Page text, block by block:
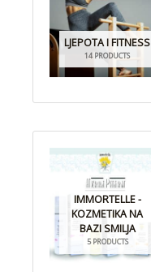
LJEPOTA I FITNESS
14 PRODUCTS
IMMORTELLE -
KOZMETIKA NA
BAZI SMILJA
5 PRODUCTS